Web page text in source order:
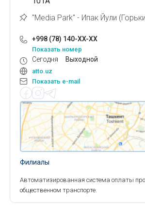
"Media Park" - Ипак Йули
+998 (78) 140-XX-XX
Показать номер
Сегодня Выходной
atto.uz
Показать e-mail
Филиалы
Автоматизированная система оплаты
общественном транспорте.